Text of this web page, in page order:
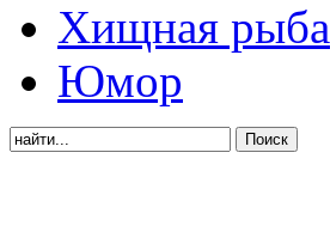
Хищная рыба
Юмор